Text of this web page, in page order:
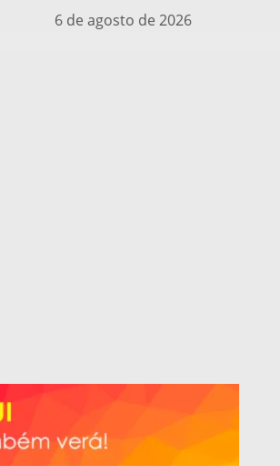
6 de agosto de 2026